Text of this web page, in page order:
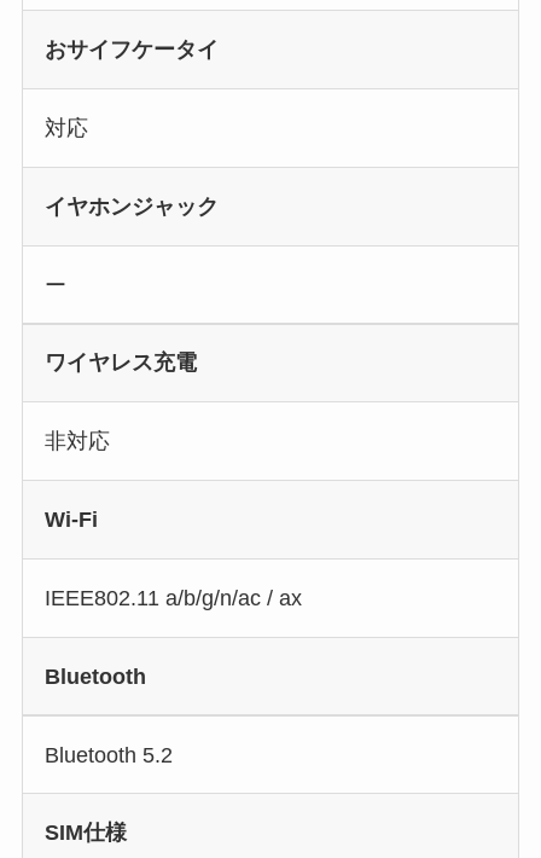
おサイフケータイ
対応
イヤホンジャック
ー
ワイヤレス充電
非対応
Wi-Fi
IEEE802.11 a/b/g/n/ac / ax
Bluetooth
Bluetooth 5.2
SIM仕様